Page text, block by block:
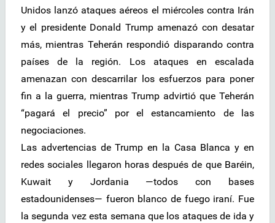
Unidos lanzó ataques aéreos el miércoles contra Irán
y el presidente Donald Trump amenazó con desatar
más, mientras Teherán respondió disparando contra
países de la región. Los ataques en escalada
amenazan con descarrilar los esfuerzos para poner
fin a la guerra, mientras Trump advirtió que Teherán
“pagará el precio” por el estancamiento de las
negociaciones.
Las advertencias de Trump en la Casa Blanca y en
redes sociales llegaron horas después de que Baréin,
Kuwait y Jordania —todos con bases
estadounidenses— fueron blanco de fuego iraní. Fue
la segunda vez esta semana que los ataques de ida y